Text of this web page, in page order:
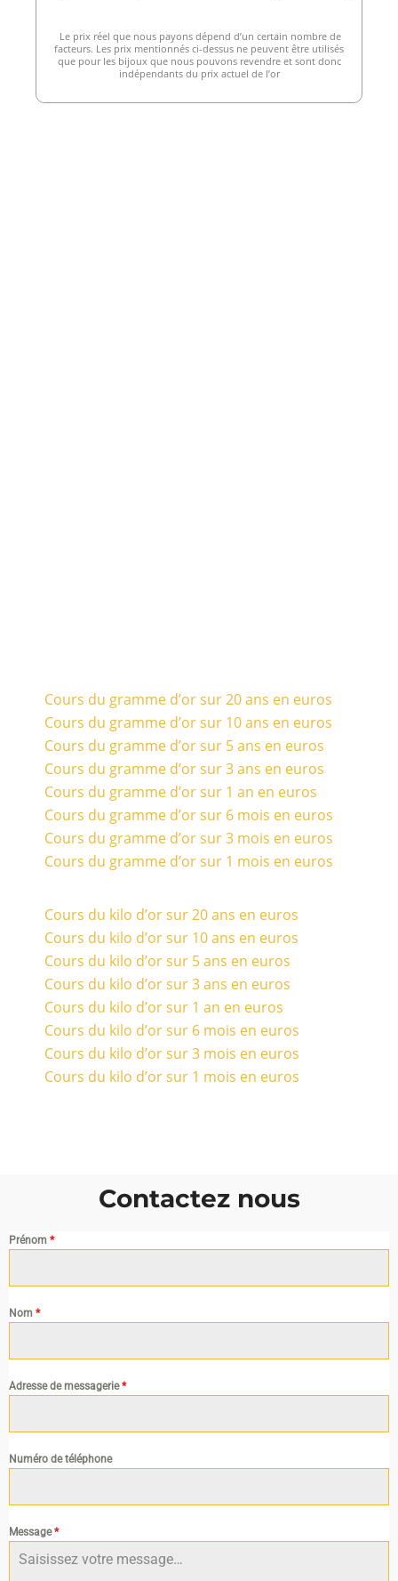
Le prix réel que nous payons dépend d’un certain nombre de
facteurs. Les prix mentionnés ci-dessus ne peuvent être utilisés
que pour les bijoux que nous pouvons revendre et sont donc
indépendants du prix actuel de l’or
Cours du gramme d’or sur 20 ans en euros
Cours du gramme d’or sur 10 ans en euros
Cours du gramme d’or sur 5 ans en euros
Cours du gramme d’or sur 3 ans en euros
Cours du gramme d’or sur 1 an en euros
Cours du gramme d’or sur 6 mois en euros
Cours du gramme d’or sur 3 mois en euros
Cours du gramme d’or sur 1 mois en euros
Cours du kilo d’or sur 20 ans en euros
Cours du kilo d’or sur 10 ans en euros
Cours du kilo d’or sur 5 ans en euros
Cours du kilo d’or sur 3 ans en euros
Cours du kilo d’or sur 1 an en euros
Cours du kilo d’or sur 6 mois en euros
Cours du kilo d’or sur 3 mois en euros
Cours du kilo d’or sur 1 mois en euros
Contactez nous
Prénom *
Nom *
Adresse de messagerie*
Numéro de téléphone
Message*